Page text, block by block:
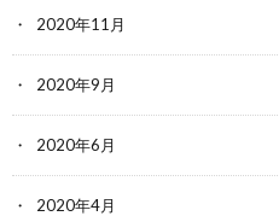
2020年11月
2020年9月
2020年6月
2020年4月